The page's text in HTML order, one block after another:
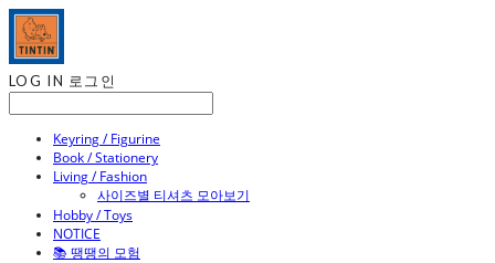
LOG IN 로그인
Keyring / Figurine
Book / Stationery
Living / Fashion
사이즈별 티셔츠 모아보기
Hobby / Toys
NOTICE
📚 땡땡의 모험